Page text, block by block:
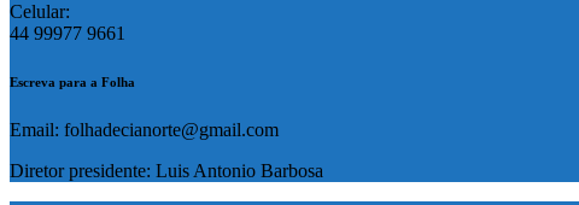
Celular:
44 99977 9661
Escreva para a Folha
Email: folhadecianorte@gmail.com
Diretor presidente: Luis Antonio Barbosa